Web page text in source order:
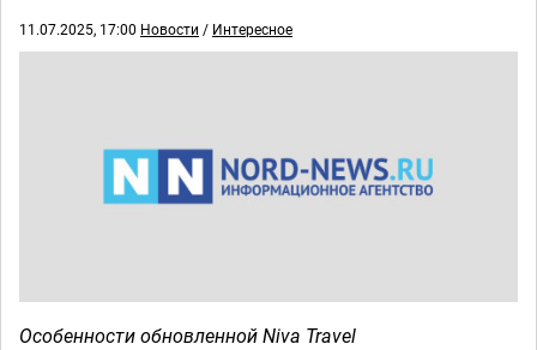
11.07.2025, 17:00 Новости / Интересное
Особенности обновленной Niva Travel